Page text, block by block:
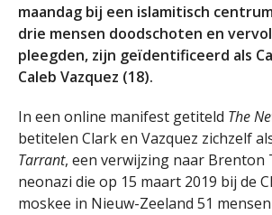
maandag bij een islamitisch
drie mensen doodschoten en
pleegden, zijn geïdentificeerd als
Caleb Vazquez (18).
In een online manifest getiteld The
betitelen Clark en Vazquez zichzelf
Tarrant, een verwijzing naar Brenton
neonazi die op 15 maart 2019 bij de
moskee in Nieuw-Zeeland 51